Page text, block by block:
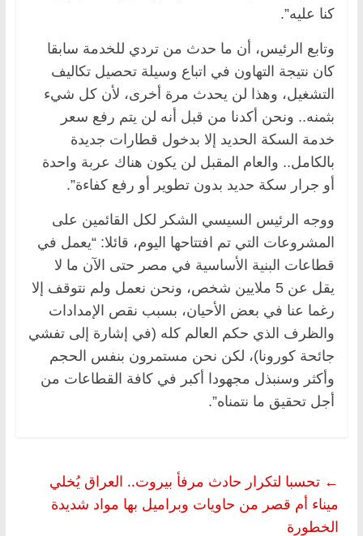
كنا عليه”.
وتابع الرئيس، أن ما حدث من تردي للخدمة سابقا
كان نتيجة التهاون في اتباع وسيلة تحصيل تكاليف
التشغيل، وهذا لن يحدث مرة أخرى، لأن كل شيء
بثمنه.. ونحن أكدنا من قبل أنه لن يتم رفع سعر
خدمة السكة الحديد إلا بدخول قطارات جديدة
بالكامل.. والعام المقبل لن يكون هناك عربة واحدة
أو جرار سكة حديد بدون تطوير أو رفع كفاءة”.
ووجه الرئيس السيسي الشكر لكل القائمين على
المشروعات التي تم افتتاحها اليوم، قائلا: “يعمل في
قطاعات البنية الأساسية في مصر حتى الآن ما لا
يقل عن 5 ملايين شخص، ونحن نعمل ولم نتوقف إلا
رغما عنا في بعض الأحيان، بسبب نقص الإمدادات
والظرف الذي حكم العالم كله (في إشارة إلى تفشي
جائحة كورونا)، لكن نحن مستمرون بنفس الحجم
وأكثر وسنبذل مجهودا أكبر في كافة القطاعات من
أجل تحقيق ما نتمناه”.
← تحسبا لتكرار حادث مرفأ بيروت.. العراق يُخلي
ميناء أم قصر من حاويات وبراميل بها مواد شديدة
الخطورة